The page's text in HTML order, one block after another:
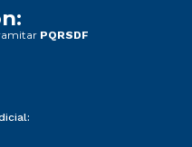
PQRSDF